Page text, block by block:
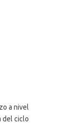
a nivel
del ciclo